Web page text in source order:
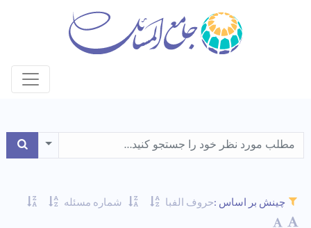
Dropdown
چینش بر اساس :حروف الفبا شماره مسئله